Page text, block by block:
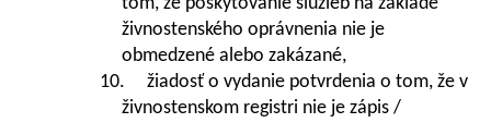
živnostenského oprávnenia nie je
obmedzené alebo zakázané,
10. žiadosť o vydanie potvrdenia o tom, že v
živnostenskom registri nie je zápis /